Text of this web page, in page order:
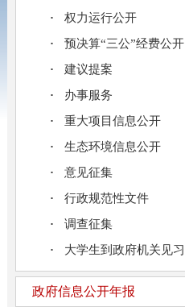
权力运行公开
预决算“三公”经费公开
建议提案
办事服务
重大项目信息公开
生态环境信息公开
意见征集
行政规范性文件
调查征集
大学生到政府机关见习
政府信息公开年报